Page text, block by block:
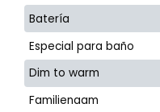
Batería
Especial para baño
Dim to warm
Familienaam